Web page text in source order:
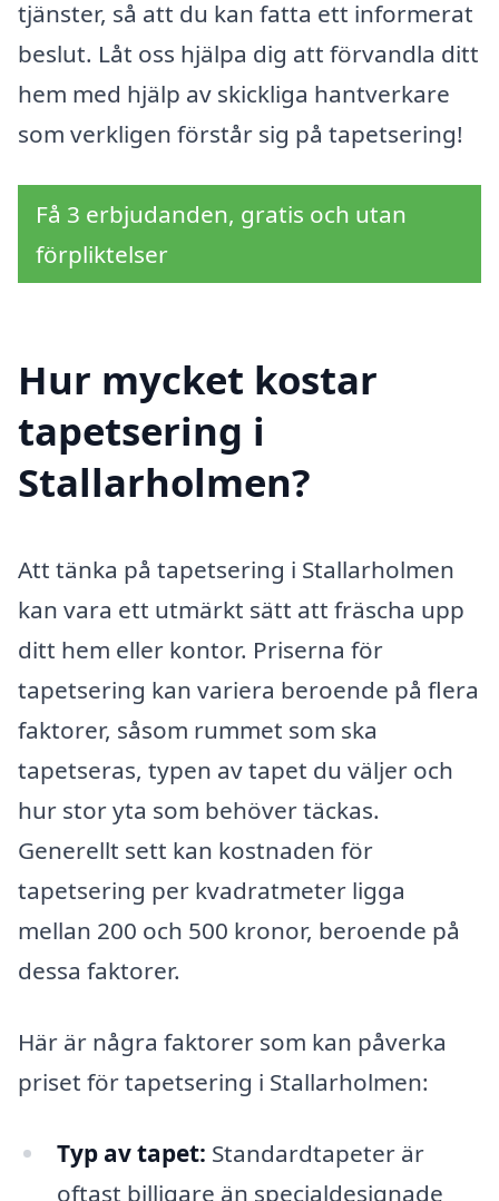
tjänster, så att du kan fatta ett informerat
beslut. Låt oss hjälpa dig att förvandla ditt
hem med hjälp av skickliga hantverkare
som verkligen förstår sig på tapetsering!
Få 3 erbjudanden, gratis och utan
förpliktelser
Hur mycket kostar
tapetsering i
Stallarholmen?
Att tänka på tapetsering i Stallarholmen
kan vara ett utmärkt sätt att fräscha upp
ditt hem eller kontor. Priserna för
tapetsering kan variera beroende på flera
faktorer, såsom rummet som ska
tapetseras, typen av tapet du väljer och
hur stor yta som behöver täckas.
Generellt sett kan kostnaden för
tapetsering per kvadratmeter ligga
mellan 200 och 500 kronor, beroende på
dessa faktorer.
Här är några faktorer som kan påverka
priset för tapetsering i Stallarholmen:
Typ av tapet: Standardtapeter är
oftast billigare än specialdesignade